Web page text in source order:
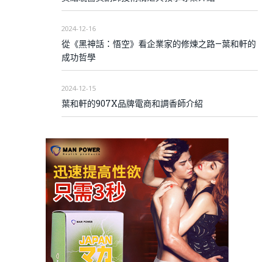
2024-12-16
從《黑神話：悟空》看企業家的修煉之路—葉和軒的
成功哲學
2024-12-15
葉和軒的907X品牌電商和調香師介紹